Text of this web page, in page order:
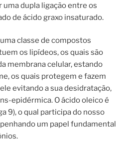
dupla ligação entre os
de ácido graxo insaturado.
classe de compostos
os lipídeos, os quais são
membrana celular, estando
os quais protegem e fazem
evitando a sua desidratação,
epidérmica. O ácido oleico é
9), o qual participa do nosso
um papel fundamental